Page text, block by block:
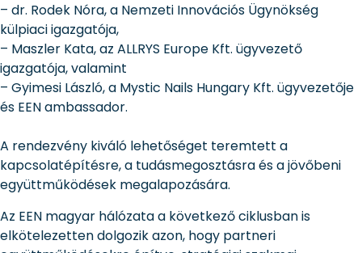
– dr. Rodek Nóra, a Nemzeti Innovációs Ügynökség
külpiaci igazgatója,
– Maszler Kata, az ALLRYS Europe Kft. ügyvezető
igazgatója, valamint
– Gyimesi László, a Mystic Nails Hungary Kft. ügyvezetője
és EEN ambassador.
A rendezvény kiváló lehetőséget teremtett a
kapcsolatépítésre, a tudásmegosztásra és a jövőbeni
együttműködések megalapozására.
Az EEN magyar hálózata a következő ciklusban is
elkötelezetten dolgozik azon, hogy partneri